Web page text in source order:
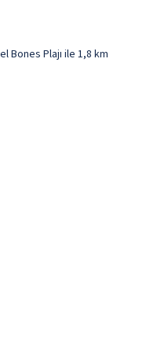
Bones Plajı ile 1,8 km